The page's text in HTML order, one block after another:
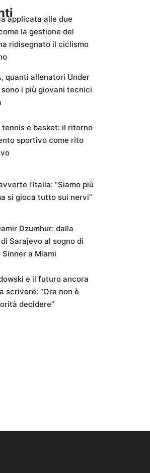
applicata alle due
la gestione del
ridisegnato il ciclismo
quanti allenatori Under
i più giovani tecnici
tennis e basket: il ritorno
sportivo come rito
l’Italia: “Siamo più
si gioca tutto sui nervi”
Dzumhur: dalla
Sarajevo al sogno di
a Miami
e il futuro ancora
scrivere: “Ora non è
decidere”